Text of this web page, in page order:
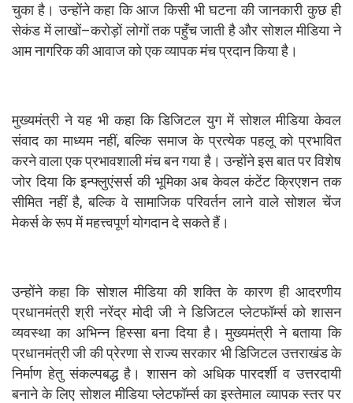
चुका है। उन्होंने कहा कि आज किसी भी घटना की जानकारी कुछ ही
सेकंड में लाखों–करोड़ों लोगों तक पहुँच जाती है और सोशल मीडिया ने
आम नागरिक की आवाज को एक व्यापक मंच प्रदान किया है।
मुख्यमंत्री ने यह भी कहा कि डिजिटल युग में सोशल मीडिया केवल
संवाद का माध्यम नहीं, बल्कि समाज के प्रत्येक पहलू को प्रभावित
करने वाला एक प्रभावशाली मंच बन गया है। उन्होंने इस बात पर विशेष
जोर दिया कि इन्फ्लुएंसर्स की भूमिका अब केवल कंटेंट क्रिएशन तक
सीमित नहीं है, बल्कि वे सामाजिक परिवर्तन लाने वाले सोशल चेंज
मेकर्स के रूप में महत्त्वपूर्ण योगदान दे सकते हैं।
उन्होंने कहा कि सोशल मीडिया की शक्ति के कारण ही आदरणीय
प्रधानमंत्री श्री नरेंद्र मोदी जी ने डिजिटल प्लेटफॉर्म्स को शासन
व्यवस्था का अभिन्न हिस्सा बना दिया है। मुख्यमंत्री ने बताया कि
प्रधानमंत्री जी की प्रेरणा से राज्य सरकार भी डिजिटल उत्तराखंड के
निर्माण हेतु संकल्पबद्ध है। शासन को अधिक पारदर्शी व उत्तरदायी
बनाने के लिए सोशल मीडिया प्लेटफॉर्म्स का इस्तेमाल व्यापक स्तर पर